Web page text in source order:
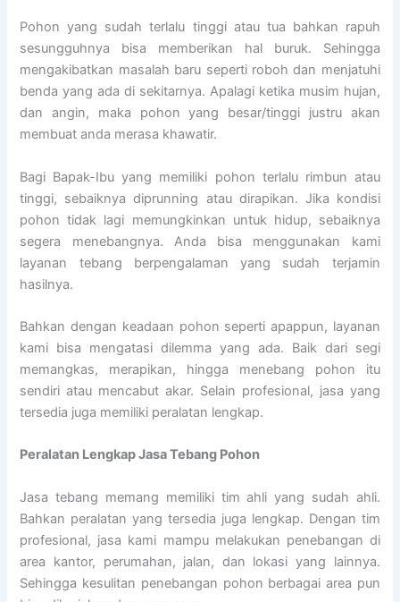
Pohon yang sudah terlalu tinggi atau tua bahkan rapuh
sesungguhnya bisa memberikan hal buruk. Sehingga
mengakibatkan masalah baru seperti roboh dan menjatuhi
benda yang ada di sekitarnya. Apalagi ketika musim hujan,
dan angin, maka pohon yang besar/tinggi justru akan
membuat anda merasa khawatir.
Bagi Bapak-Ibu yang memiliki pohon terlalu rimbun atau
tinggi, sebaiknya diprunning atau dirapikan. Jika kondisi
pohon tidak lagi memungkinkan untuk hidup, sebaiknya
segera menebangnya. Anda bisa menggunakan kami
layanan tebang berpengalaman yang sudah terjamin
hasilnya.
Bahkan dengan keadaan pohon seperti apappun, layanan
kami bisa mengatasi dilemma yang ada. Baik dari segi
memangkas, merapikan, hingga menebang pohon itu
sendiri atau mencabut akar. Selain profesional, jasa yang
tersedia juga memiliki peralatan lengkap.
Peralatan Lengkap Jasa Tebang Pohon
Jasa tebang memang memiliki tim ahli yang sudah ahli.
Bahkan peralatan yang tersedia juga lengkap. Dengan tim
profesional, jasa kami mampu melakukan penebangan di
area kantor, perumahan, jalan, dan lokasi yang lainnya.
Sehingga kesulitan penebangan pohon berbagai area pun